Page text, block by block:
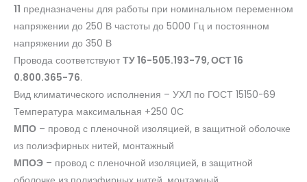
11 предназначены для работы при номинальном переменном
напряжении до 250 В частоты до 5000 Гц и постоянном
напряжении до 350 В
Провода соответствуют ТУ 16-505.193-79, ОСТ 16
0.800.365-76.
Вид климатического исполнения – УХЛ по ГОСТ 15150-69
Температура максимальная +250 0С
МПО – провод с пленочной изоляцией, в защитной оболочке
из полиэфирных нитей, монтажный
МПОЭ – провод с пленочной изоляцией, в защитной